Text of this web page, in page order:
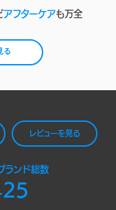
アフターケアも万全
る
レビューを見る
ランド総数